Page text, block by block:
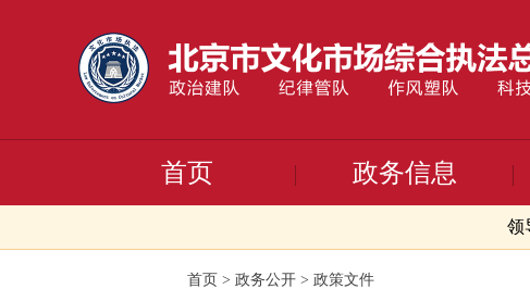
首页 政务信息
领
首页 > 政务公开 > 政策文件